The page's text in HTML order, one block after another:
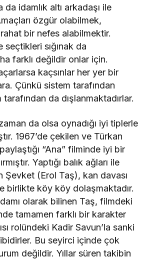
idamlık altı arkadaşı ile
özgür olabilmek,
bir nefes alabilmektir.
sığınak da
farklı değildir onlar için.
kaçsınlar her yer bir
Çünkü sistem tarafından
da dışlanmaktadırlar.
da olsa oynadığı iyi tiplerle
1967’de çekilen ve Türkan
“Ana” filminde iyi bir
Yaptığı balık ağları ile
Şevket (Erol Taş), kan davası
birlikte köy köy dolaşmaktadır.
olarak bilinen Taş, filmdeki
tamamen farklı bir karakter
rolündeki Kadir Savun’la sanki
Bu seyirci içinde çok
değildir. Yıllar süren takibin